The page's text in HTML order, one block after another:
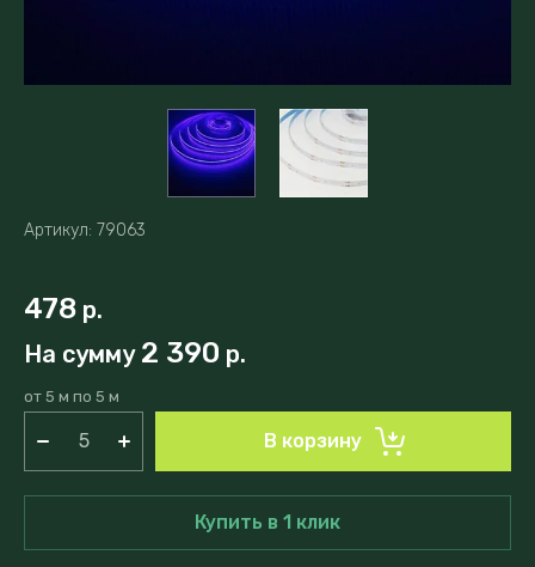
Артикул: 79063
478 р.
На сумму 2 390 р.
от 5 м по 5 м
В корзину
Купить в 1 клик